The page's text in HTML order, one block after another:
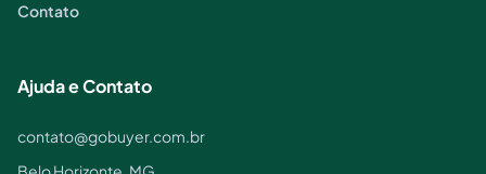
Contato
Ajuda e Contato
contato@gobuyer.com.br